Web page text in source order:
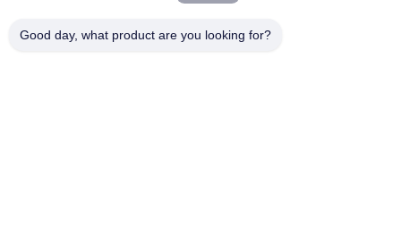
China Goede kwaliteit De Trillingsisolator van de draadkabel
Good day, what product are you looking for?